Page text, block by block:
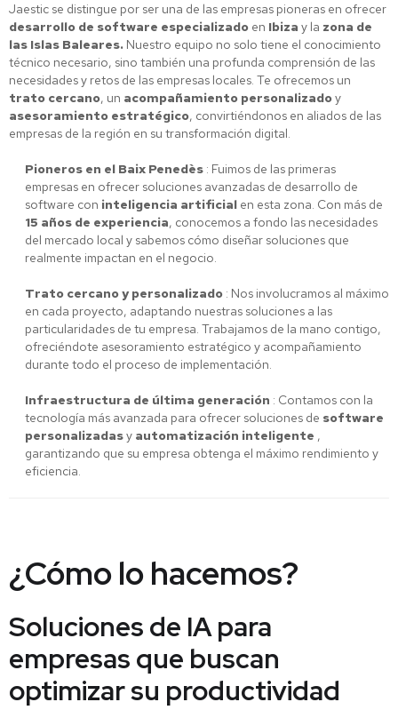
Jaestic se distingue por ser una de las empresas pioneras en ofrecer
desarrollo de software especializado en Ibiza y la zona de
las Islas Baleares. Nuestro equipo no solo tiene el conocimiento
técnico necesario, sino también una profunda comprensión de las
necesidades y retos de las empresas locales. Te ofrecemos un
trato cercano, un acompañamiento personalizadoy
asesoramiento estratégico, convirtiéndonos en aliados de las
empresas de la región en su transformación digital.
Pioneros en el Baix Penedès : Fuimos de las primeras
empresas en ofrecer soluciones avanzadas de desarrollo de
software con inteligencia artificial en esta zona. Con más de
15 años de experiencia, conocemos a fondo las necesidades
del mercado local y sabemos cómo diseñar soluciones que
realmente impactan en el negocio.
Trato cercano y personalizado : Nos involucramos al máximo
en cada proyecto, adaptando nuestras soluciones a las
particularidades de tu empresa. Trabajamos de la mano contigo,
ofreciéndote asesoramiento estratégico y acompañamiento
durante todo el proceso de implementación.
Infraestructura de última generación : Contamos con la
tecnología más avanzada para ofrecer soluciones de software
personalizadasy automatización inteligente ,
garantizando que su empresa obtenga el máximo rendimiento y
eficiencia.
¿Cómo lo hacemos?
Soluciones de IA para
empresas que buscan
optimizar su productividad